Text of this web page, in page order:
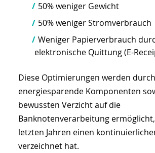
50% weniger Gewicht
50% weniger Stromverbrauch
Weniger Papierverbrauch
elektronische Quittung (E-
Diese Optimierungen werden
energiesparende Komponenten
bewussten Verzicht auf die
Banknotenverarbeitung
letzten Jahren einen
verzeichnet hat.